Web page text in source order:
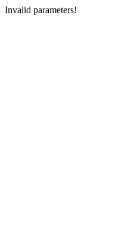
Invalid parameters!